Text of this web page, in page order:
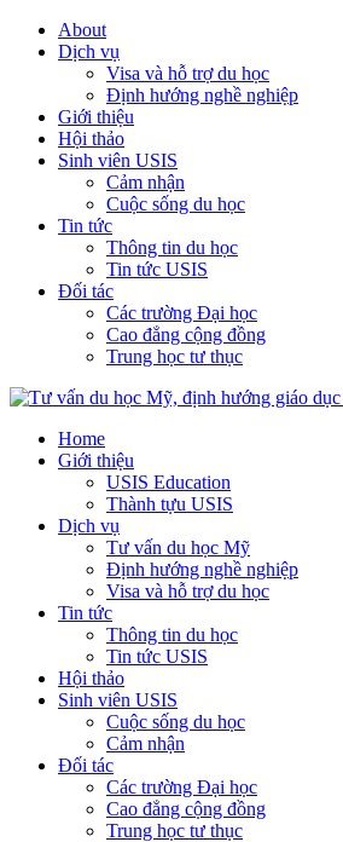
About
Dịch vụ
Visa và hỗ trợ du học
Định hướng nghề nghiệp
Giới thiệu
Hội thảo
Sinh viên USIS
Cảm nhận
Cuộc sống du học
Tin tức
Thông tin du học
Tin tức USIS
Đối tác
Các trường Đại học
Cao đẳng cộng đồng
Trung học tư thục
Home
Giới thiệu
USIS Education
Thành tựu USIS
Dịch vụ
Tư vấn du học Mỹ
Định hướng nghề nghiệp
Visa và hỗ trợ du học
Tin tức
Thông tin du học
Tin tức USIS
Hội thảo
Sinh viên USIS
Cuộc sống du học
Cảm nhận
Đối tác
Các trường Đại học
Cao đẳng cộng đồng
Trung học tư thục